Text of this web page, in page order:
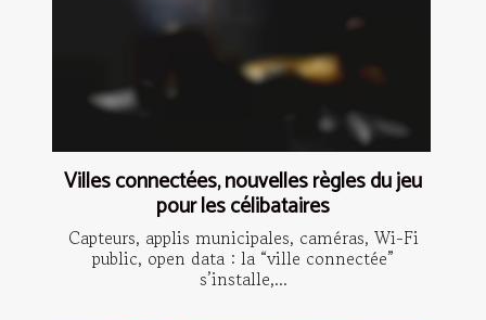
Villes connectées, nouvelles règles du jeu
pour les célibataires
Capteurs, applis municipales, caméras, Wi-Fi
public, open data : la “ville connectée”
s’installe,...